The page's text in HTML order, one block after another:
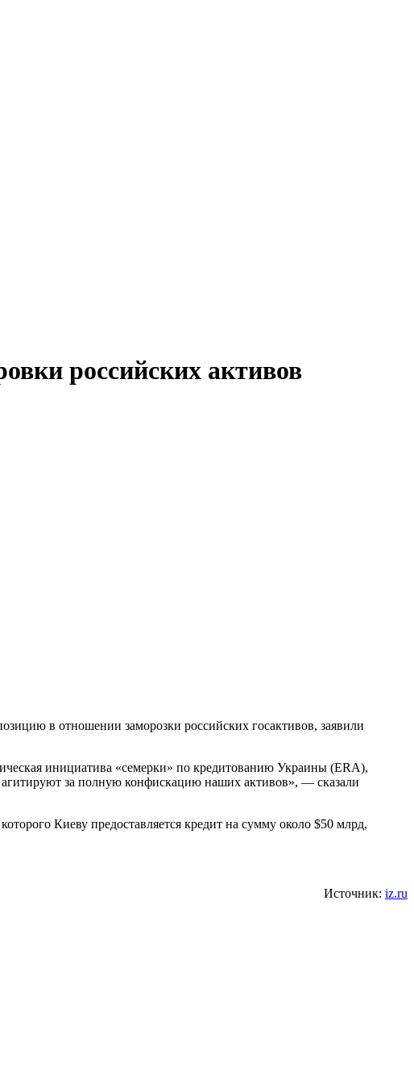
российских активов
в отношении заморозки российских госактивов, заявили
инициатива «семерки» по кредитованию Украины (ERA),
агитируют за полную конфискацию наших активов», — сказали
Киеву предоставляется кредит на сумму около $50 млрд,
Источник: iz.ru